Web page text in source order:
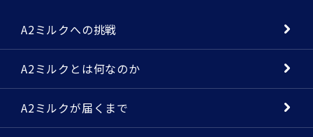
A2ミルクへの挑戦
A2ミルクとは何なのか
A2ミルクが届くまで